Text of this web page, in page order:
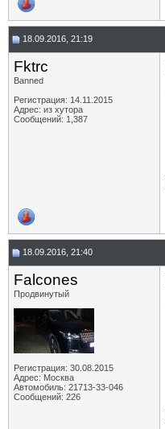
18.09.2016, 21:19
Fktrc
Banned
Регистрация: 14.11.2015
Адрес: из хутора
Сообщений: 1,387
18.09.2016, 21:40
Falcones
Продвинутый
Регистрация: 30.08.2015
Адрес: Москва
Автомобиль: 21713-33-046
Сообщений: 226